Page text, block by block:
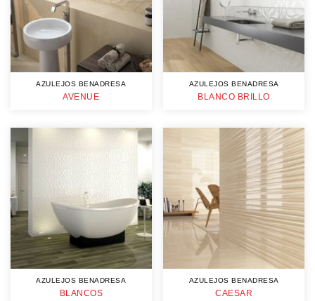
AZULEJOS BENADRESA
AVENUE
AZULEJOS BENADRESA
BLANCO BRILLO
AZULEJOS BENADRESA
BLANCOS
AZULEJOS BENADRESA
CAESAR